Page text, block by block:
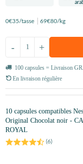
0€35/tasse 69€80/kg
+
-
100 capsules = Livraison
En livraison régulière
10 capsules compatibles
Original Chocolat noir -
ROYAL
(6)